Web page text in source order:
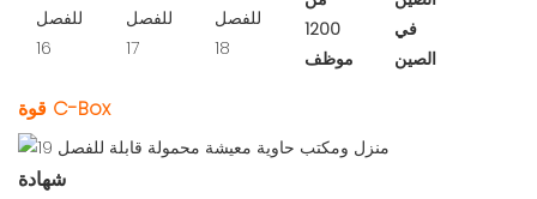
1200
موظف
في
الصين
قوة C-Box
شهادة